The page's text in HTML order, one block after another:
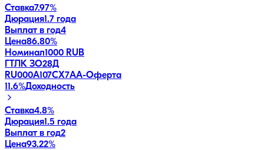
Ставка7.97%
Дюрация1.7 года
Выплат в год4
Цена86.80%
Номинал1000 RUB
ГТЛК ЗО28Д
RU000A107CX7AA-Оферта
11.6%Доходность
Ставка4.8%
Дюрация1.5 года
Выплат в год2
Цена93.22%